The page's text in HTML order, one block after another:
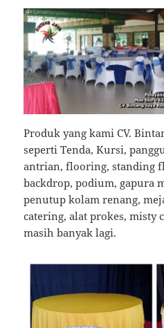
Produk yang kami CV.
seperti Tenda, Kursi,
antrian, flooring, standing
backdrop, podium, gapura
penutup kolam renang,
catering, alat prokes, misty
masih banyak lagi.